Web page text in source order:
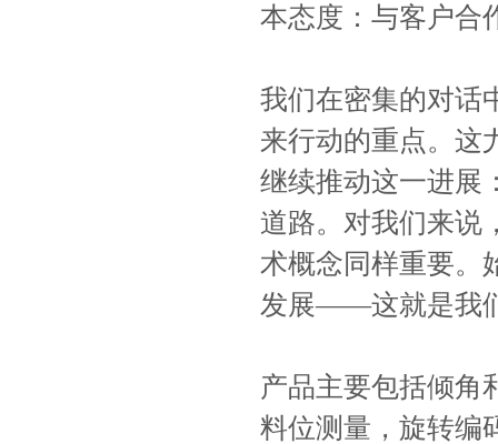
本态度：与客户合
我们在密集的对话
来行动的重点。这
继续推动这一进展
道路。对我们来说
术概念同样重要。
发展——这就是我
产品主要包括倾角
料位测量，旋转编